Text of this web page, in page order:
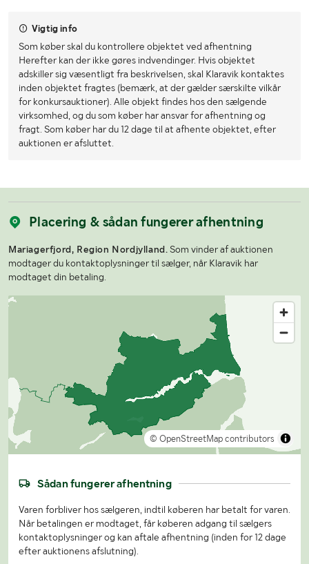
Vigtig info
Som køber skal du kontrollere objektet ved afhentning
Herefter kan der ikke gøres indvendinger. Hvis objektet
adskiller sig væsentligt fra beskrivelsen, skal Klaravik kontaktes
inden objektet fragtes (bemærk, at der gælder særskilte vilkår
for konkursauktioner). Alle objekt findes hos den sælgende
virksomhed, og du som køber har ansvar for afhentning og
fragt. Som køber har du 12 dage til at afhente objektet, efter
auktionen er afsluttet.
Placering & sådan fungerer afhentning
Mariagerfjord, Region Nordjylland. Som vinder af auktionen
modtager du kontaktoplysninger til sælger, når Klaravik har
modtaget din betaling.
© OpenStreetMap contributors
Sådan fungerer afhentning
Varen forbliver hos sælgeren, indtil køberen har betalt for varen.
Når betalingen er modtaget, får køberen adgang til sælgers
kontaktoplysninger og kan aftale afhentning (inden for 12 dage
efter auktionens afslutning).